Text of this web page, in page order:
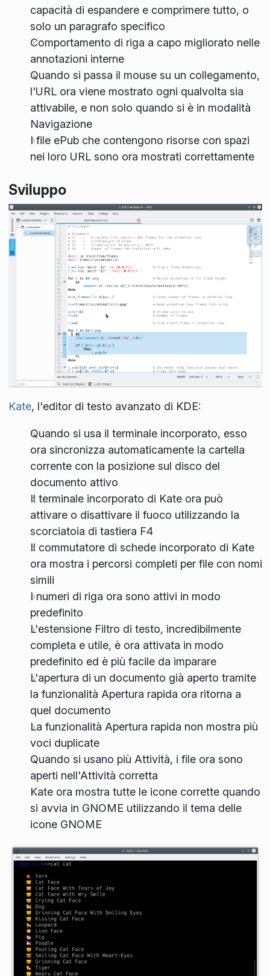
capacità di espandere e comprimere tutto, o
solo un paragrafo specifico
Comportamento di riga a capo migliorato nelle
annotazioni interne
Quando si passa il mouse su un collegamento,
l'URL ora viene mostrato ogni qualvolta sia
attivabile, e non solo quando si è in modalità
Navigazione
I file ePub che contengono risorse con spazi
nei loro URL sono ora mostrati correttamente
Sviluppo
Kate, l'editor di testo avanzato di KDE:
Quando si usa il terminale incorporato, esso
ora sincronizza automaticamente la cartella
corrente con la posizione sul disco del
documento attivo
Il terminale incorporato di Kate ora può
attivare o disattivare il fuoco utilizzando la
scorciatoia di tastiera F4
Il commutatore di schede incorporato di Kate
ora mostra i percorsi completi per file con nomi
simili
I numeri di riga ora sono attivi in modo
predefinito
L'estensione Filtro di testo, incredibilmente
completa e utile, è ora attivata in modo
predefinito ed è più facile da imparare
L'apertura di un documento già aperto tramite
la funzionalità Apertura rapida ora ritorna a
quel documento
La funzionalità Apertura rapida non mostra più
voci duplicate
Quando si usano più Attività, i file ora sono
aperti nell'Attività corretta
Kate ora mostra tutte le icone corrette quando
si avvia in GNOME utilizzando il tema delle
icone GNOME